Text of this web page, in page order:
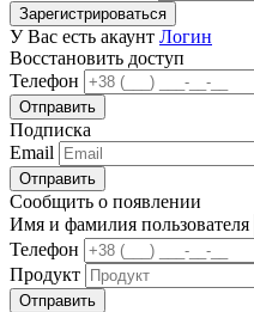
Зарегистрироваться
У Вас есть акаунт Логин
Восстановить доступ
Телефон
Отправить
Подписка
Email
Отправить
Сообщить о появлении
Имя и фамилия пользователя
Телефон
Продукт
Отправить